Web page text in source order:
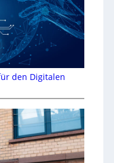
den Digitalen